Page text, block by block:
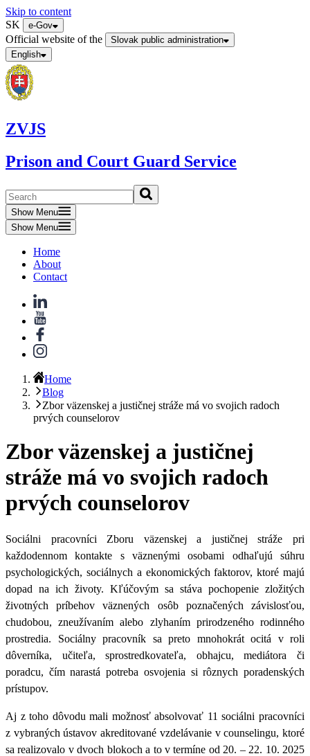
Skip to content
SK
e-Gov
Official website of the
Slovak public administration
English
ZVJS
Prison and Court Guard Service
Show Menu
Show Menu
Home
About
Contact
Home
Blog
Zbor väzenskej a justičnej stráže má vo svojich radoch
prvých counselorov
Zbor väzenskej a justičnej
stráže má vo svojich radoch
prvých counselorov
Sociálni pracovníci Zboru väzenskej a justičnej stráže pri
každodennom kontakte s väznenými osobami odhaľujú súhru
psychologických, sociálnych a ekonomických faktorov, ktoré majú
dopad na ich životy. Kľúčovým sa stáva pochopenie zložitých
životných príbehov väznených osôb poznačených závislosťou,
chudobou, zneužívaním alebo zlyhaním prirodzeného rodinného
prostredia. Sociálny pracovník sa preto mnohokrát ocitá v roli
dôverníka, učiteľa, sprostredkovateľa, obhajcu, mediátora či
poradcu, čím narastá potreba osvojenia si rôznych poradenských
prístupov.
Aj z toho dôvodu mali možnosť absolvovať 11 sociálni pracovníci
z vybraných ústavov akreditované vzdelávanie v counselingu, ktoré
sa realizovalo v dvoch blokoch a to v termíne od 20. – 22. 10. 2025